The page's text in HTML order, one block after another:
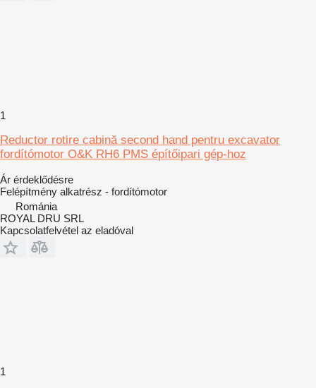
1
Reductor rotire cabină second hand pentru excavator
fordítómotor O&K RH6 PMS építőipari gép-hoz
Ár érdeklődésre
Felépítmény alkatrész - fordítómotor
Románia
ROYAL DRU SRL
Kapcsolatfelvétel az eladóval
1